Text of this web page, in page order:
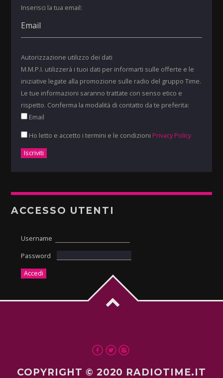
Inserisci la tua email:
Autorizzazione utilizzo dei dati
M.M.P.I. utilizzerà i tuoi dati per informarti sulle offerte e le
iniziative legate alla promozione sulle radio del gruppo Time.
Le tue informazioni saranno trattate con senso etico e
rispetto. Conferma la modalità di contatto da te preferita:
Email
Ho letto e accetto i termini e le condizioni Privacy Policy
ACCESSO UTENTI
Username
Password
COPYRIGHT © 2020 RADIOTIME.IT